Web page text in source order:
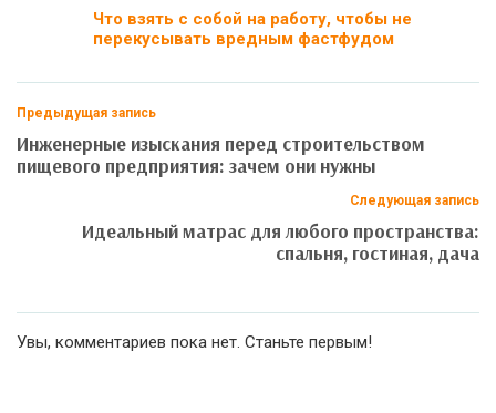
Что взять с собой на работу, чтобы не
перекусывать вредным фастфудом
Предыдущая запись
Инженерные изыскания перед строительством
пищевого предприятия: зачем они нужны
Следующая запись
Идеальный матрас для любого пространства:
спальня, гостиная, дача
Увы, комментариев пока нет. Станьте первым!